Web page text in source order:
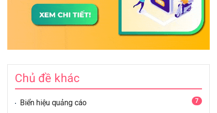
Chủ đề khác
Biển hiệu quảng cáo 7